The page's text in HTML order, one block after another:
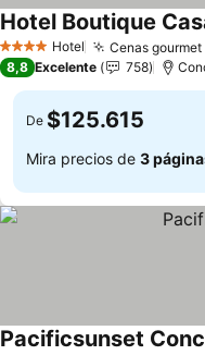
4 EstrellasHotel Cenas
Hotel Boutique
8,8 Excelente 758
De $125.615
Mira precios de 3
Pacificsunset